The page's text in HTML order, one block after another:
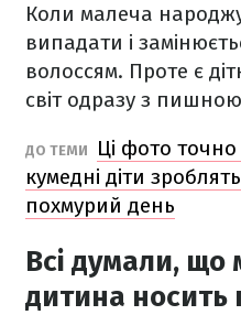
Коли малеча
випадати і
волоссям. Проте є
світ одразу з
ДО ТЕМИ
Ці фото точно
кумедні діти
похмурий день
Всі думали, що
дитина носить